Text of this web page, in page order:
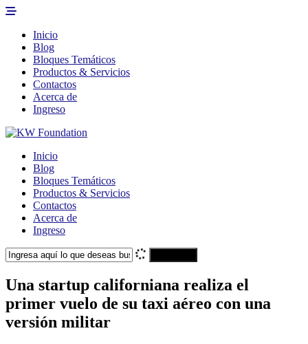
Inicio
Blog
Bloques Temáticos
Productos & Servicios
Contactos
Acerca de
Ingreso
Inicio
Blog
Bloques Temáticos
Productos & Servicios
Contactos
Acerca de
Ingreso
Una startup californiana realiza el
primer vuelo de su taxi aéreo con una
versión militar